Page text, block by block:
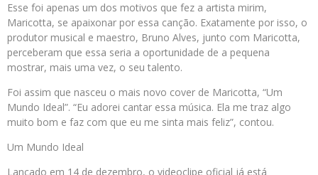
Esse foi apenas um dos motivos que fez a artista mirim,
Maricotta, se apaixonar por essa canção. Exatamente por isso, o
produtor musical e maestro, Bruno Alves, junto com Maricotta,
perceberam que essa seria a oportunidade de a pequena
mostrar, mais uma vez, o seu talento.
Foi assim que nasceu o mais novo cover de Maricotta, “Um
Mundo Ideal”. “Eu adorei cantar essa música. Ela me traz algo
muito bom e faz com que eu me sinta mais feliz”, contou.
Um Mundo Ideal
Lançado em 14 de dezembro, o videoclipe oficial já está